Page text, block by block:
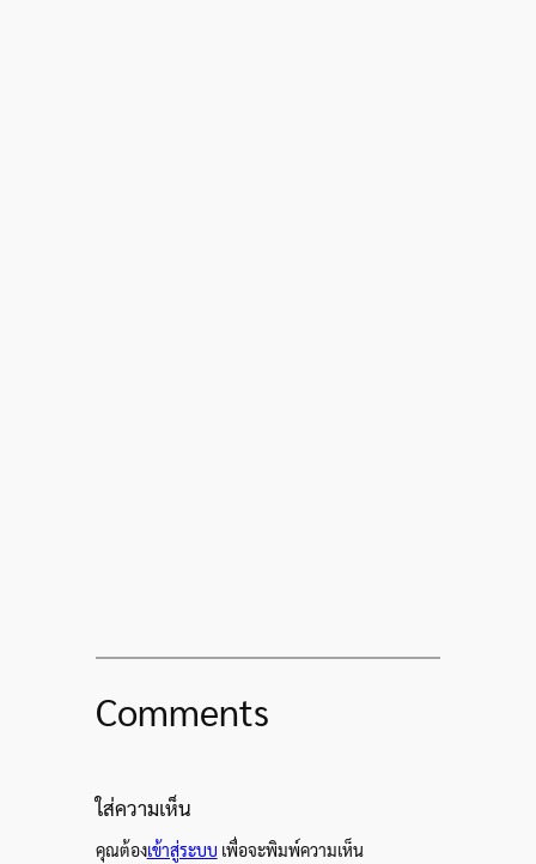
Comments
ใส่ความเห็น
คุณต้องเข้าสู่ระบบ เพื่อจะพิมพ์ความเห็น